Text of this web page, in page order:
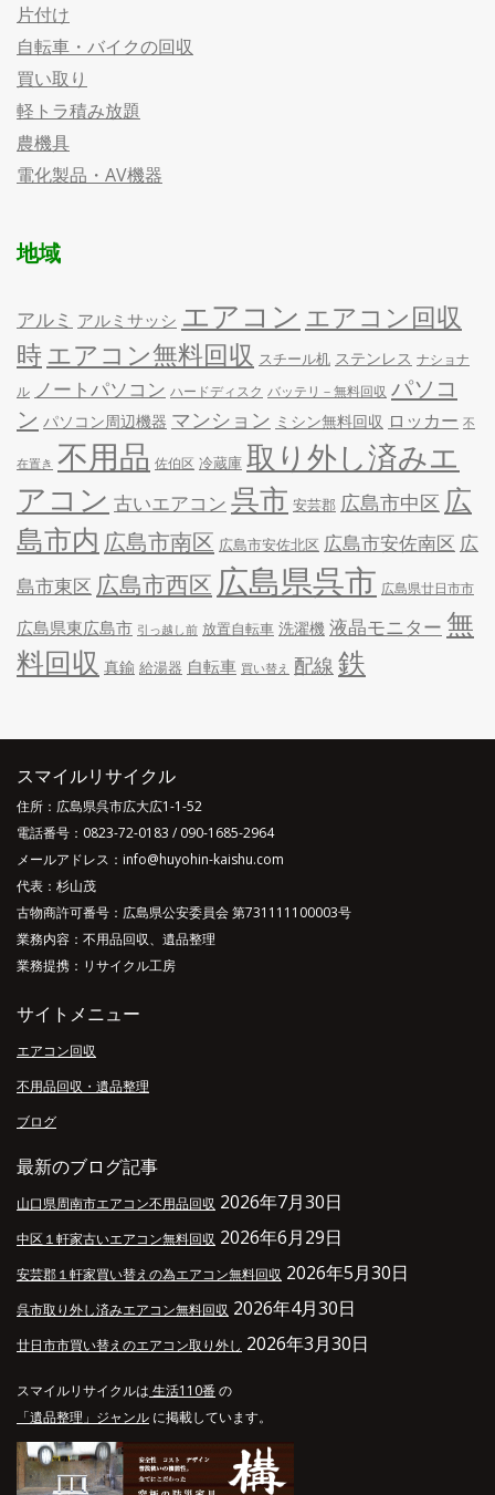
片付け
自転車・バイクの回収
買い取り
軽トラ積み放題
農機具
電化製品・AV機器
地域
アルミ アルミサッシ エアコン エアコン回収
時エアコン無料回収 スチール机 ステンレス ナショナ
ル ノートパソコン ハードディスク バッテリ－無料回収 パソコ
ン パソコン周辺機器 マンション ミシン無料回収 ロッカー 不
在置き 不用品 佐伯区 冷蔵庫 取り外し済みエ
アコン 古いエアコン 呉市 安芸郡 広島市中区 広
島市内 広島市南区 広島市安佐北区 広島市安佐南区 広
島市東区 広島市西区 広島県呉市 広島県廿日市市
広島県東広島市 引っ越し前 放置自転車 洗濯機 液晶モニター 無
料回収 真鍮 給湯器 自転車 買い替え 配線 鉄
スマイルリサイクル
住所：広島県呉市広大広1-1-52
電話番号： 0823-72-0183 / 090-1685-2964
メールアドレス：info@huyohin-kaishu.com
代表：杉山茂
古物商許可番号：広島県公安委員会 第731111100003号
業務内容：不用品回収、遺品整理
業務提携：リサイクル工房
サイトメニュー
エアコン回収
不用品回収・遺品整理
ブログ
最新のブログ記事
山口県周南市エアコン不用品回収 2026年7月30日
中区１軒家古いエアコン無料回収 2026年6月29日
安芸郡１軒家買い替えの為エアコン無料回収 2026年5月30日
呉市取り外し済みエアコン無料回収 2026年4月30日
廿日市市買い替えのエアコン取り外し 2026年3月30日
スマイルリサイクルは 生活110番 の
「遺品整理」ジャンル に掲載しています。